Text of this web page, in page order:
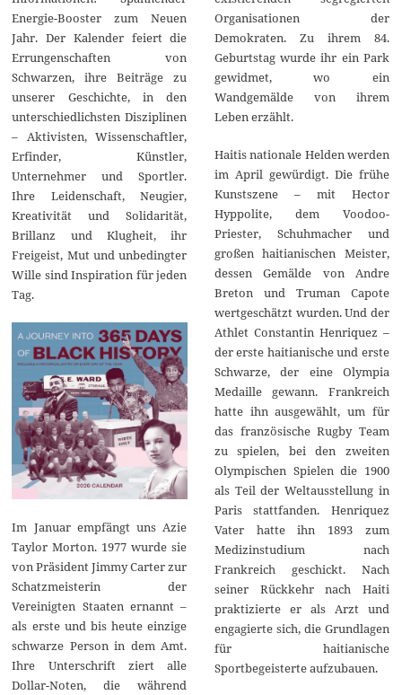
Energie-Booster zum Neuen
Jahr. Der Kalender feiert die
Errungenschaften von
Schwarzen, ihre Beiträge zu
unserer Geschichte, in den
unterschiedlichsten Disziplinen
– Aktivisten, Wissenschaftler,
Erfinder, Künstler,
Unternehmer und Sportler.
Ihre Leidenschaft, Neugier,
Kreativität und Solidarität,
Brillanz und Klugheit, ihr
Freigeist, Mut und unbedingter
Wille sind Inspiration für jeden
Tag.
Im Januar empfängt uns Azie
Taylor Morton. 1977 wurde sie
von Präsident Jimmy Carter zur
Schatzmeisterin der
Vereinigten Staaten ernannt –
als erste und bis heute einzige
schwarze Person in dem Amt.
Ihre Unterschrift ziert alle
Dollar-Noten, die während
Organisationen der
Demokraten. Zu ihrem 84.
Geburtstag wurde ihr ein Park
gewidmet, wo ein
Wandgemälde von ihrem
Leben erzählt.
Haitis nationale Helden werden
im April gewürdigt. Die frühe
Kunstszene – mit Hector
Hyppolite, dem Voodoo-
Priester, Schuhmacher und
großen haitianischen Meister,
dessen Gemälde von Andre
Breton und Truman Capote
wertgeschätzt wurden. Und der
Athlet Constantin Henriquez –
der erste haitianische und erste
Schwarze, der eine Olympia
Medaille gewann. Frankreich
hatte ihn ausgewählt, um für
das französische Rugby Team
zu spielen, bei den zweiten
Olympischen Spielen die 1900
als Teil der Weltausstellung in
Paris stattfanden. Henriquez
Vater hatte ihn 1893 zum
Medizinstudium nach
Frankreich geschickt. Nach
seiner Rückkehr nach Haiti
praktizierte er als Arzt und
engagierte sich, die Grundlagen
für haitianische
Sportbegeisterte aufzubauen.